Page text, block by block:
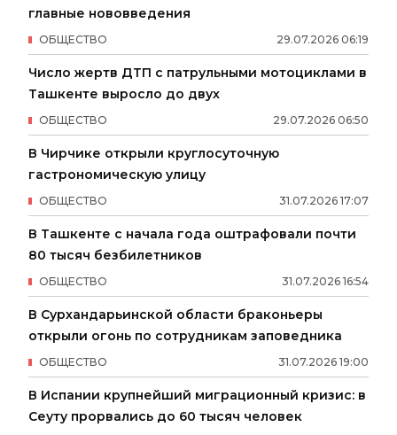
главные нововведения
29.07.2026 06:19
ОБЩЕСТВО
Число жертв ДТП с патрульными мотоциклами в
Ташкенте выросло до двух
29.07.2026 06:50
ОБЩЕСТВО
В Чирчике открыли круглосуточную
гастрономическую улицу
31.07.2026 17:07
ОБЩЕСТВО
В Ташкенте с начала года оштрафовали почти
80 тысяч безбилетников
31.07.2026 16:54
ОБЩЕСТВО
В Сурхандарьинской области браконьеры
открыли огонь по сотрудникам заповедника
31.07.2026 19:00
ОБЩЕСТВО
В Испании крупнейший миграционный кризис: в
Сеуту прорвались до 60 тысяч человек